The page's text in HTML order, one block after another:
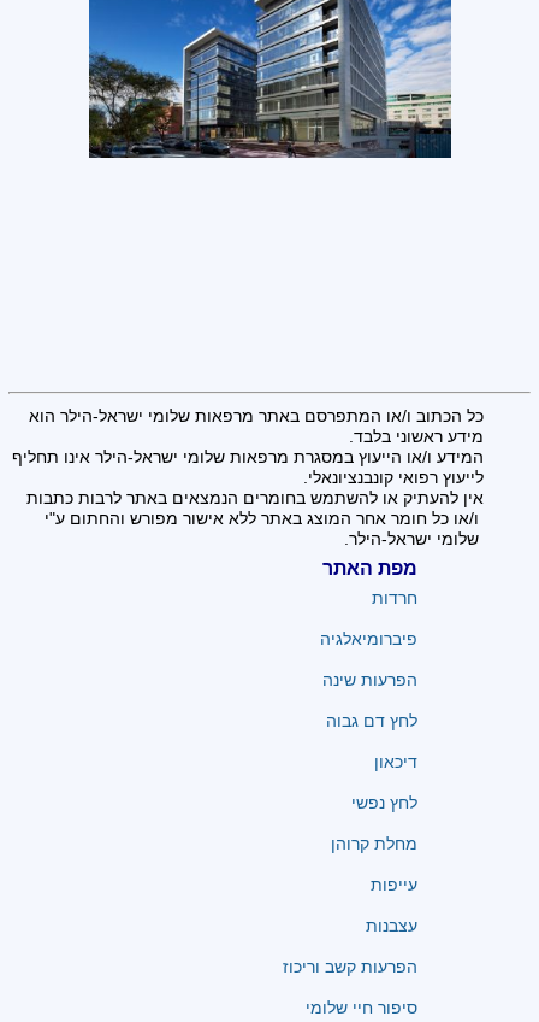
כל הכתוב ו/או המתפרסם באתר מרפאות שלומי ישראל-הילר הוא
מידע ראשוני בלבד.
המידע ו/או הייעוץ במסגרת מרפאות שלומי ישראל-הילר אינו תחליף
לייעוץ רפואי קונבנציונאלי.
אין להעתיק או להשתמש בחומרים הנמצאים באתר לרבות כתבות
ו/או כל חומר אחר המוצג באתר ללא אישור מפורש והחתום ע"י
שלומי ישראל-הילר.
מפת האתר
חרדות
פיברומיאלגיה
הפרעות שינה
לחץ דם גבוה
דיכאון
לחץ נפשי
מחלת קרוהן
עייפות
עצבנות
הפרעות קשב וריכוז
סיפור חיי שלומי